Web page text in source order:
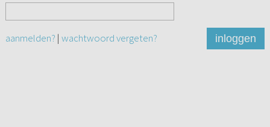
aanmelden? | wachtwoord vergeten? inloggen